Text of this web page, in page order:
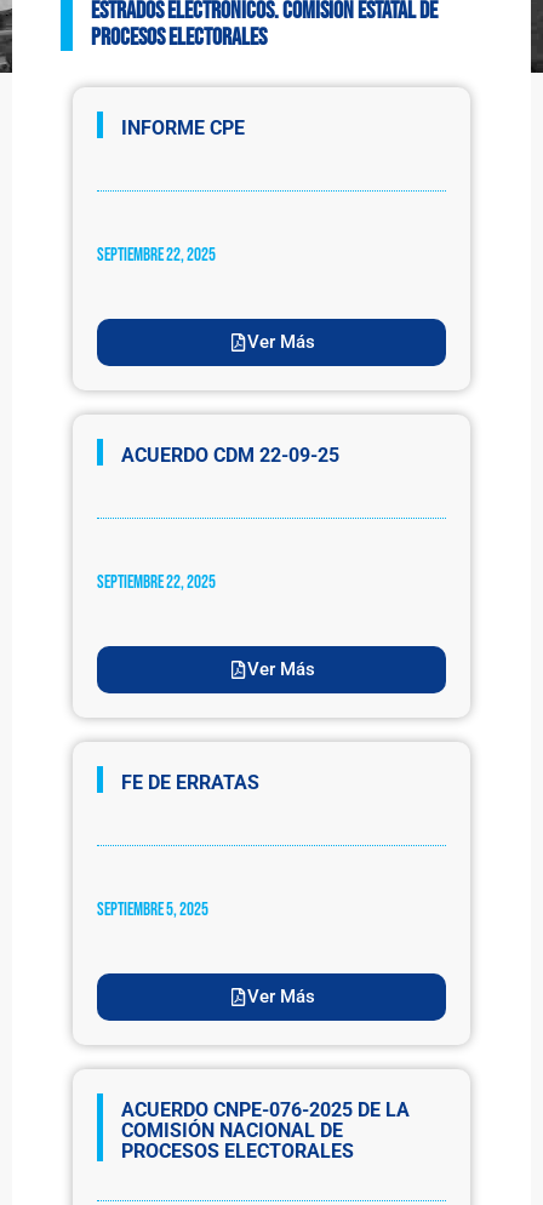
ESTRADOS ELECTRÓNICOS. Comisión Estatal de
Procesos Electorales
INFORME CPE
septiembre 22, 2025
Ver Más
ACUERDO CDM 22-09-25
septiembre 22, 2025
Ver Más
FE DE ERRATAS
septiembre 5, 2025
Ver Más
ACUERDO CNPE-076-2025 DE LA
COMISIÓN NACIONAL DE
PROCESOS ELECTORALES